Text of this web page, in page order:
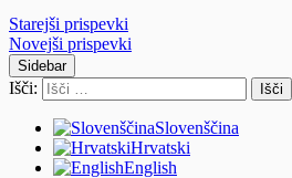
Starejši prispevki
Novejši prispevki
Sidebar
Išči:
Slovenščina
Hrvatski
English